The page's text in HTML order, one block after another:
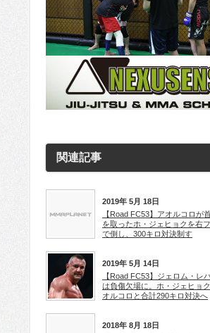
関連記事
2019年 5月 18日
【Road FC53】アオルコロが
を取ったホ・ジェヒョクを右
で倒し、300キロ対決制す
2019年 5月 14日
【Road FC53】ジェロム・レ
は負傷欠場に。ホ・ジェヒョ
オルコロと合計290キロ対決へ
2018年 8月 18日